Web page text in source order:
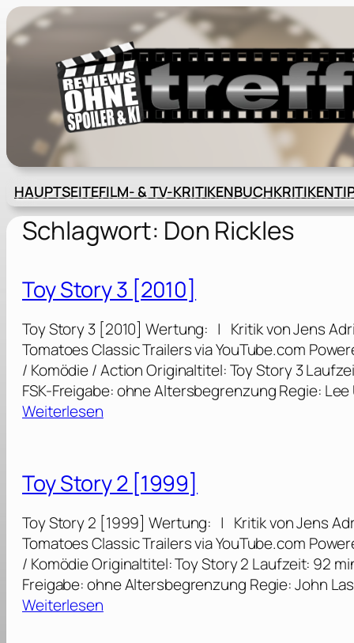
Zum
Inhalt
springen
HAUPTSEITEFILM- & TV-KRITIKENBUCHKRITIKEN
Schlagwort: Don Rickles
Toy Story 3 [2010]
Toy Story 3 [2010] Wertung: | Kritik von Jens
Tomatoes Classic Trailers via YouTube.com
/ Komödie / Action Originaltitel: Toy Story 3
FSK-Freigabe: ohne Altersbegrenzung Regie:
Weiterlesen:
S
t
o
r
y
3
[
Toy Story 2 [1999]
Toy Story 2 [1999] Wertung: | Kritik von Jens
Tomatoes Classic Trailers via YouTube.com
/ Komödie Originaltitel: Toy Story 2 Laufzeit: 92
Freigabe: ohne Altersbegrenzung Regie: John
Weiterlesen: